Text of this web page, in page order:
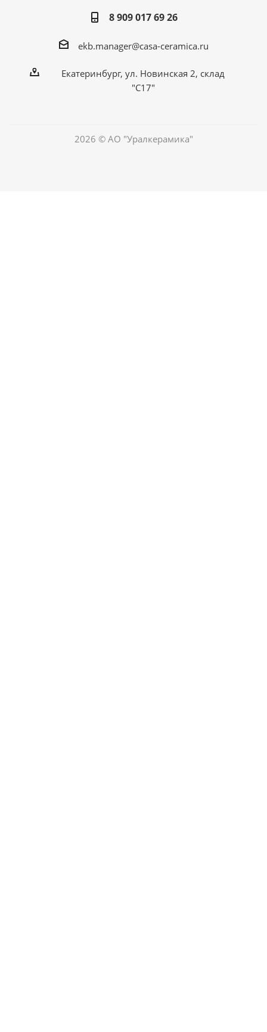
8 909 017 69 26
ekb.manager@casa-ceramica.ru
Екатеринбург, ул. Новинская 2, склад
"С17"
2026 © АО "Уралкерамика"